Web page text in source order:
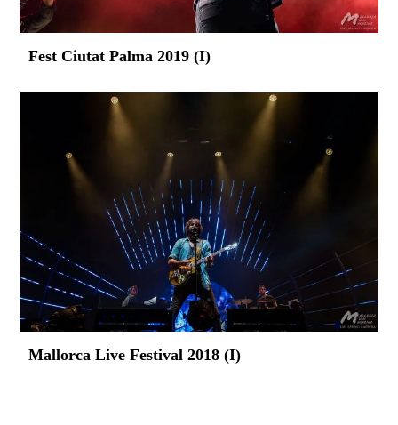
Fest Ciutat Palma 2019 (I)
Mallorca Live Festival 2018 (I)